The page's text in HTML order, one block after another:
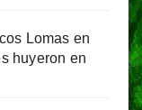
Lomas en
huyeron en